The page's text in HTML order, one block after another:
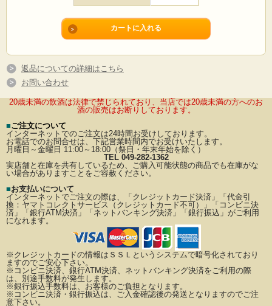
返品についての詳細はこちら
お問い合わせ
20歳未満の飲酒は法律で禁じられており、当店では20歳未満の方へのお
酒の販売はお断りしております。
■ご注文について
インターネットでのご注文は24時間お受けしております。
お電話でのお問合せは、下記営業時間内でお受けいたします。
月曜日～金曜日 11:00～18:00（祭日・年末年始を除く）
TEL 049-282-1362
実店舗と在庫を共有しているため、ご購入可能状態の商品でも在庫がな
い場合がありますことをご容赦ください。
■お支払いについて
インターネットでご注文の際は、「クレジットカード決済」「代金引
換：ヤマトコレクトサービス（クレジットカード不可）」
「コンビニ決
済」「銀行ATM決済」「ネットバンキング決済」「銀行振込」がご利用
になれます。
※クレジットカードの情報はＳＳＬというシステムで暗号化されており
ますのでご安心下さい。
※コンビニ決済、銀行ATM決済、ネットバンキング決済をご利用の際
は、別途手数料が発生します。
※銀行振込手数料は、お客様のご負担となります。
※コンビニ決済・銀行振込は、ご入金確認後の発送となりますのでご注
意下さい。